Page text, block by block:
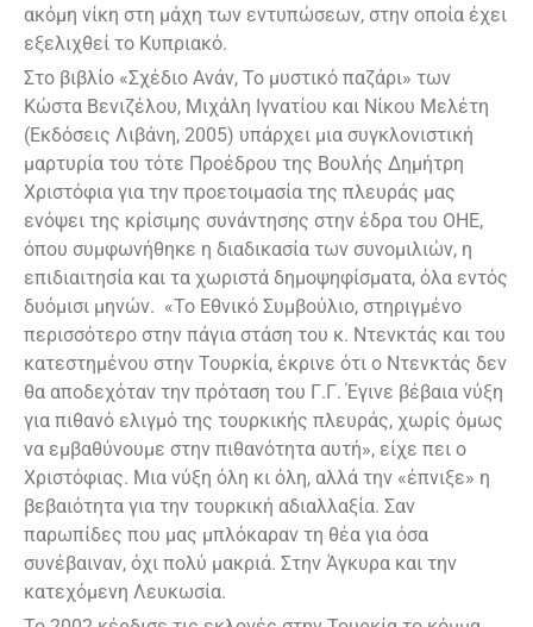
ακόμη νίκη στη μάχη των εντυπώσεων, στην οποία έχει
εξελιχθεί το Κυπριακό.
Στο βιβλίο «Σχέδιο Ανάν, Το μυστικό παζάρι» των
Κώστα Βενιζέλου, Μιχάλη Ιγνατίου και Νίκου Μελέτη
(Εκδόσεις Λιβάνη, 2005) υπάρχει μια συγκλονιστική
μαρτυρία του τότε Προέδρου της Βουλής Δημήτρη
Χριστόφια για την προετοιμασία της πλευράς μας
ενόψει της κρίσιμης συνάντησης στην έδρα του ΟΗΕ,
όπου συμφωνήθηκε η διαδικασία των συνομιλιών, η
επιδιαιτησία και τα χωριστά δημοψηφίσματα, όλα εντός
δυόμισι μηνών. «Το Εθνικό Συμβούλιο, στηριγμένο
περισσότερο στην πάγια στάση του κ. Ντενκτάς και του
κατεστημένου στην Τουρκία, έκρινε ότι ο Ντενκτάς δεν
θα αποδεχόταν την πρόταση του Γ.Γ. Έγινε βέβαια νύξη
για πιθανό ελιγμό της τουρκικής πλευράς, χωρίς όμως
να εμβαθύνουμε στην πιθανότητα αυτή», είχε πει ο
Χριστόφιας. Μια νύξη όλη κι όλη, αλλά την «έπνιξε» η
βεβαιότητα για την τουρκική αδιαλλαξία. Σαν
παρωπίδες που μας μπλόκαραν τη θέα για όσα
συνέβαιναν, όχι πολύ μακριά. Στην Άγκυρα και την
κατεχόμενη Λευκωσία.